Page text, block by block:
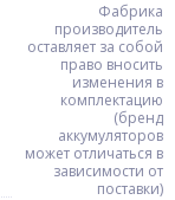
Фабрика
производитель
оставляет за собой
право вносить
изменения в
комплектацию
(бренд
аккумуляторов
может отличаться в
зависимости от
поставки)